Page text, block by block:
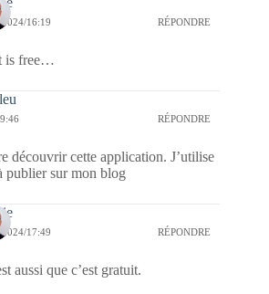
16:19 RÉPONDRE
is free…
RÉPONDRE
découvrir cette application. J’utilise
publier sur mon blog
17:49 RÉPONDRE
aussi que c’est gratuit.